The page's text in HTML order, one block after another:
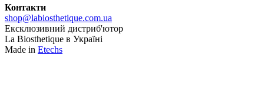
Контакти
shop@labiosthetique.com.ua
Ексклюзивний дистриб'ютор
La Biosthetique в Україні
Made in Etechs